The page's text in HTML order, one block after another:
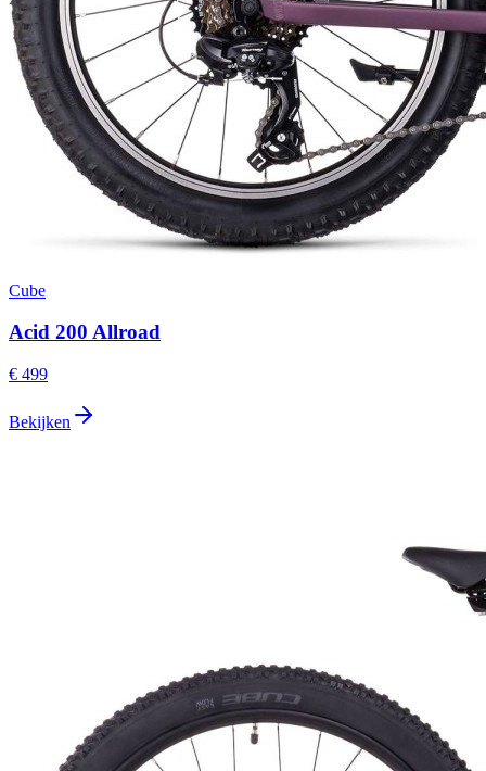
Cube
Acid 200 Allroad
€ 499
Bekijken